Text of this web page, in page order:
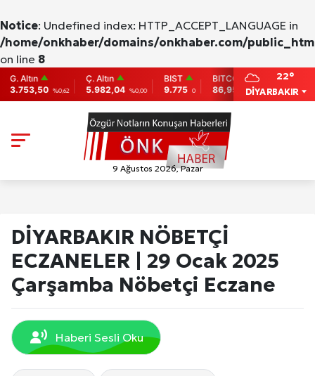
Notice: Undefined index: HTTP_ACCEPT_LANGUAGE in
/home/onkhaber/domains/onkhaber.com/
on line 8
%0,62
Ç. Altın
5.982,04 %0,00
BIST
9.775 0
BITCOIN
86,956.742
-0.31
2,007.26
DİYARBAKIR
22°
9 Ağustos 2026, Pazar
DİYARBAKIR NÖBETÇİ
ECZANELER | 29 Ocak 2025
Çarşamba Nöbetçi Eczane
Haberi Sesli Oku